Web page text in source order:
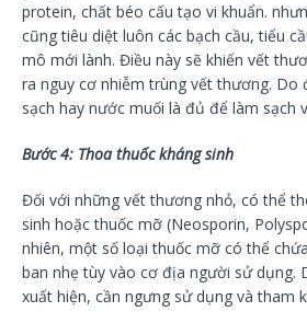
protein, chất béo cấu tạo vi khuẩn.
cũng tiêu diệt luôn các bạch cầu, tiểu
mô mới lành. Điều này sẽ khiến vết
ra nguy cơ nhiễm trùng vết thương.
sạch hay nước muối là đủ để làm sạch
Bước 4: Thoa thuốc kháng sinh
Đối với những vết thương nhỏ, có thể
sinh hoặc thuốc mỡ (Neosporin,
nhiên, một số loại thuốc mỡ có thể
ban nhẹ tùy vào cơ địa người sử dụng.
xuất hiện, cần ngưng sử dụng và tham